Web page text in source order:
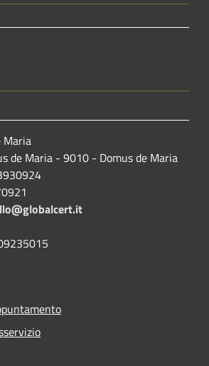
Maria
de Maria - 9010 - Domus de Maria